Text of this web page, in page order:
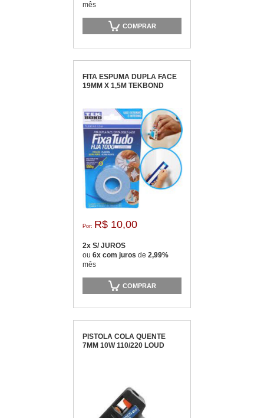
mês
COMPRAR
FITA ESPUMA DUPLA FACE
19MM X 1,5M TEKBOND
Por: R$ 10,00
2x S/ JUROS
ou 6x com juros de 2,99%
mês
COMPRAR
PISTOLA COLA QUENTE
7MM 10W 110/220 LOUD